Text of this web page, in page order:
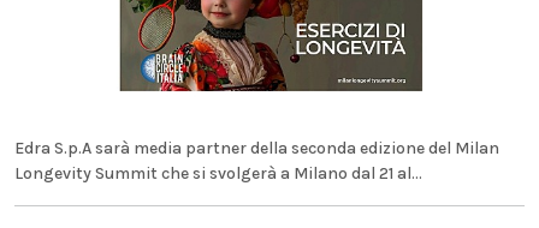
Edra S.p.A sarà media partner della seconda edizione del Milan
Longevity Summit che si svolgerà a Milano dal 21 al...